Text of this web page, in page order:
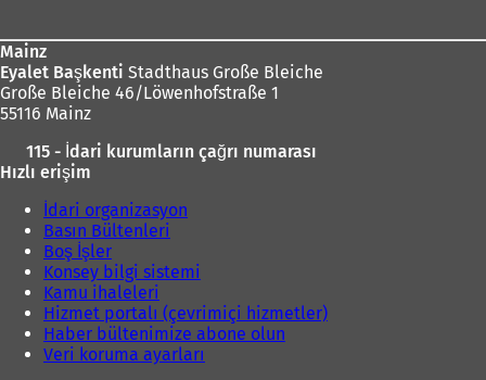
Mainz
Eyalet Başkenti Stadthaus Große Bleiche
Große Bleiche 46/Löwenhofstraße 1
55116 Mainz
115 - İdari kurumların çağrı numarası
Hızlı erişim
İdari organizasyon
Basın Bültenleri
Boş İşler
Konsey bilgi sistemi
Kamu ihaleleri
Hizmet portalı (çevrimiçi hizmetler)
Haber bültenimize abone olun
Veri koruma ayarları